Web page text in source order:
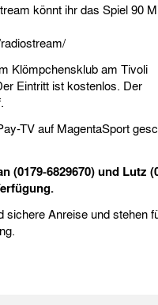
könnt ihr das Spiel 90
Klömpchensklub am Tivoli
Eintritt ist kostenlos. Der
TV auf MagentaSport
(0179-6829670) und Lutz
sichere Anreise und stehen